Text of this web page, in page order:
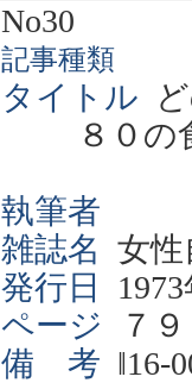
No30
記事種類
タイトル
８０の
執筆者
雑誌名 女性
発行日
1973
ページ
７
備 考 ‖16-